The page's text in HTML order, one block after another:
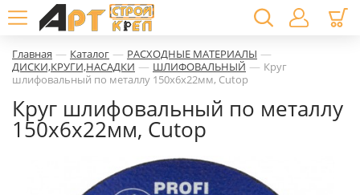
Главная — Каталог — РАСХОДНЫЕ МАТЕРИАЛЫ —
ДИСКИ,КРУГИ,НАСАДКИ — ШЛИФОВАЛЬНЫЙ — Круг
шлифовальный по металлу 150х6х22мм, Cutop
Круг шлифовальный по металлу
150х6х22мм, Cutop